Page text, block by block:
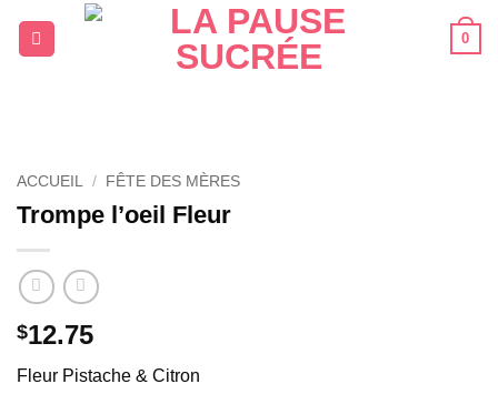
0
ACCUEIL / FÊTE DES MÈRES
Trompe l’oeil Fleur
$12.75
Fleur Pistache & Citron